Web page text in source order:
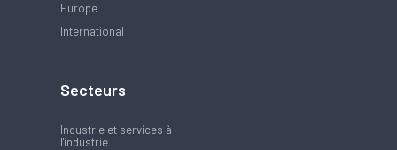
Europe
International
Secteurs
Industrie et services à
l'industrie